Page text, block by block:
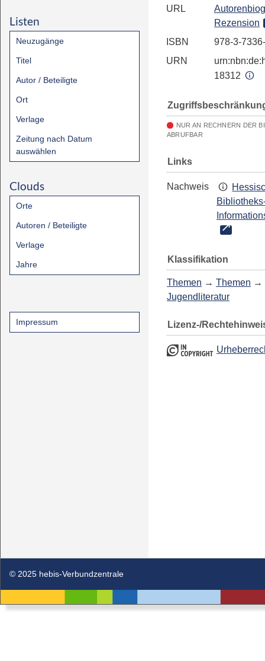
Listen
Neuzugänge
Titel
Autor / Beteiligte
Ort
Verlage
Zeitung nach Datum
auswählen
Clouds
Orte
Autoren / Beteiligte
Verlage
Jahre
Impressum
URL
Rezension
ISBN
978-3-
URN
18312
NUR AN RECHNERN DER
ABRUFBAR
Links
Nachweis
Klassifikation
Themen → Themen →
Jugendliteratur
Lizenz-/
© 2025 hebis-Verbundzentrale